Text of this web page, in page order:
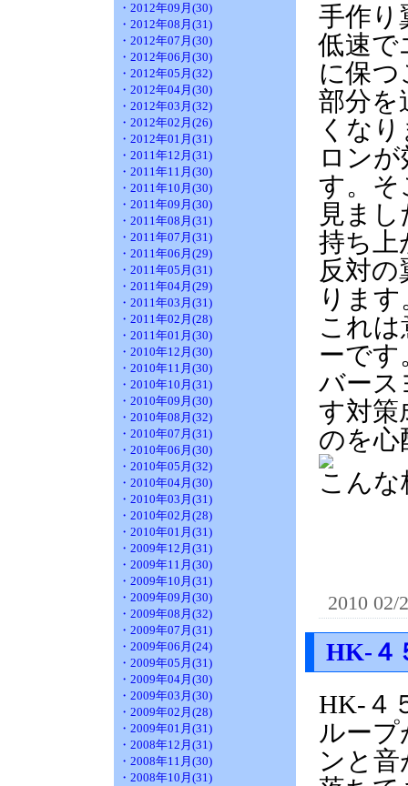
・2012年09月(30)
・2012年08月(31)
・2012年07月(30)
・2012年06月(30)
・2012年05月(32)
・2012年04月(30)
・2012年03月(32)
・2012年02月(26)
・2012年01月(31)
・2011年12月(31)
・2011年11月(30)
・2011年10月(30)
・2011年09月(30)
・2011年08月(31)
・2011年07月(31)
・2011年06月(29)
・2011年05月(31)
・2011年04月(29)
・2011年03月(31)
・2011年02月(28)
・2011年01月(30)
・2010年12月(30)
・2010年11月(30)
・2010年10月(31)
・2010年09月(30)
・2010年08月(32)
・2010年07月(31)
・2010年06月(30)
・2010年05月(32)
・2010年04月(30)
・2010年03月(31)
・2010年02月(28)
・2010年01月(31)
・2009年12月(31)
・2009年11月(30)
・2009年10月(31)
・2009年09月(30)
・2009年08月(32)
・2009年07月(31)
・2009年06月(24)
・2009年05月(31)
・2009年04月(30)
・2009年03月(30)
・2009年02月(28)
・2009年01月(31)
・2008年12月(31)
・2008年11月(30)
・2008年10月(31)
手作り
低速で
に保
部分を
くな
ロン
す。そ
見ま
持ち上
反対
ります
これ
ーです
バース
す対策
のを心
こん
2010 02/
HK-４
HK-４
ルー
ンと